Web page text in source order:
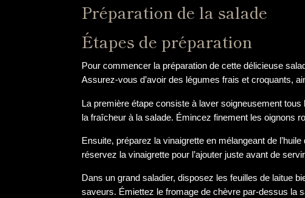
Préparation de la salade
Étapes de préparation
Pour commencer la préparation de cette délicieuse
Assurez-vous d’avoir des légumes frais et croquants,
La première étape consiste à laver soigneusement
la fraîcheur à la salade. Émincez finement les oignons
Ensuite, préparez la vinaigrette en mélangeant de
réservez la vinaigrette pour l’ajouter juste avant de
Dans un grand saladier, disposez les feuilles de laitue
saveurs. Émiettez le fromage de chèvre par-dessus la